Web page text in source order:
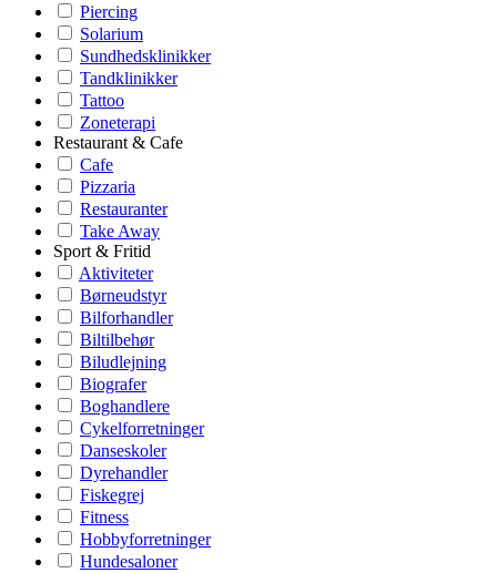
Piercing
Solarium
Sundhedsklinikker
Tandklinikker
Tattoo
Zoneterapi
Restaurant & Cafe
Cafe
Pizzaria
Restauranter
Take Away
Sport & Fritid
Aktiviteter
Børneudstyr
Bilforhandler
Biltilbehør
Biludlejning
Biografer
Boghandlere
Cykelforretninger
Danseskoler
Dyrehandler
Fiskegrej
Fitness
Hobbyforretninger
Hundesaloner